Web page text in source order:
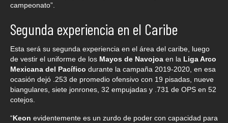
campeonato”.
Segunda experiencia en el Caribe
Esta será su segunda experiencia en el área del caribe, luego
de vestir el uniforme de los Mayos de Navojoa en la Liga Arco
Mexicana del Pacífico durante la campaña 2019-2020, en esa
ocasión dejó .253 de promedio ofensivo con 19 pisadas, nueve
biangulares, siete jonrones, 32 empujadas y .731 de OPS en 52
cotejos.
“Keon evidentemente es un zurdo de poder con capacidad para